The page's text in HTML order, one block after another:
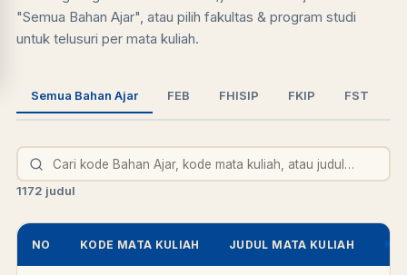
"Semua Bahan Ajar", atau pilih fakultas & program studi
untuk telusuri per mata kuliah.
Semua Bahan Ajar FEB FHISIP FKIP FST
1172 judul
NO KODE MATA KULIAH JUDUL MATA KULIAH